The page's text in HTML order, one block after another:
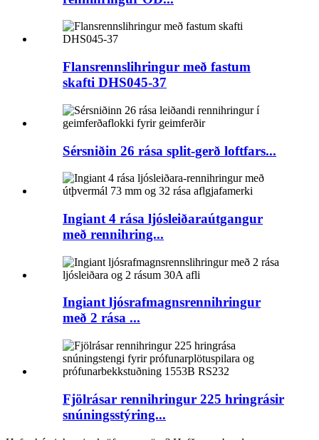
Flansrennslihringur með fastum
skafti DHS045-37
Sérsniðin 26 rása split-gerð loftfars...
Ingiant 4 rása ljósleiðaraútgangur
með rennihring...
Ingiant ljósrafmagnsrennihringur
með 2 rása ...
Fjölrásar rennihringur 225 hringrásir
snúningsstýring...